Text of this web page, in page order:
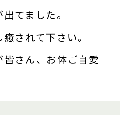
てました。
されて下さい。
さん、お体ご自愛